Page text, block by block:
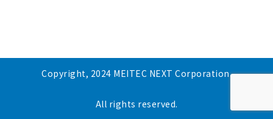
Copyright, 2024 MEITEC NEXT Corporation.
All rights reserved.